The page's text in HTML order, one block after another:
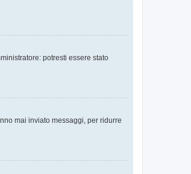
potresti essere stato
mai inviato messaggi, per ridurre